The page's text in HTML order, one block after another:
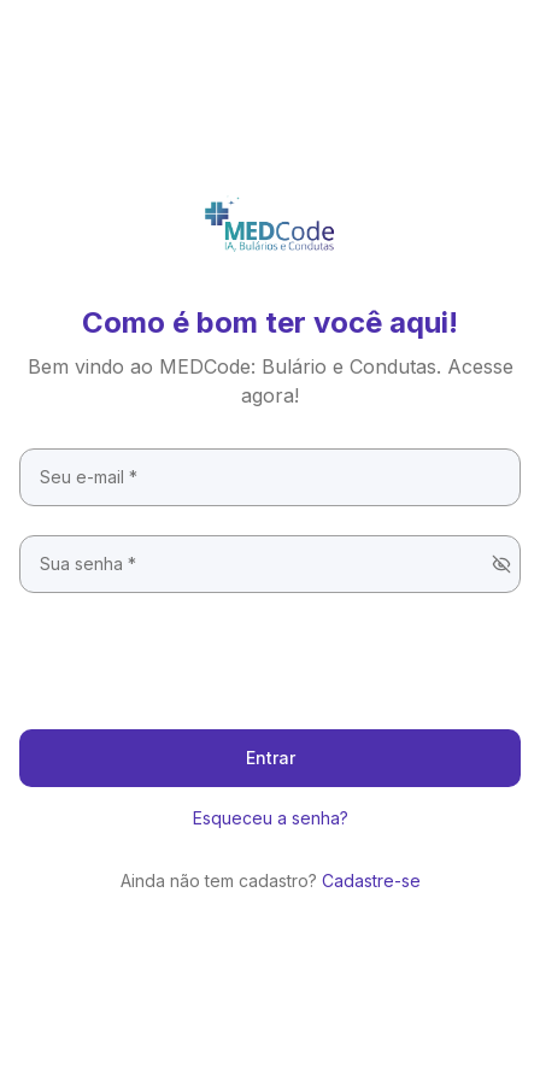
Como é bom ter você aqui!
Bem vindo ao MEDCode: Bulário e Condutas. Acesse
agora!
Entrar
Esqueceu a senha?
Ainda não tem cadastro? Cadastre-se